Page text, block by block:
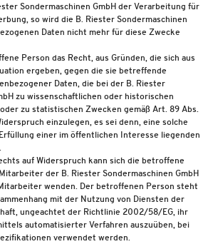
Sondermaschinen GmbH der Verarbeitung für
so wird die B. Riester Sondermaschinen
Daten nicht mehr für diese Zwecke
Person das Recht, aus Gründen, die sich aus
ergeben, gegen die sie betreffende
Daten, die bei der B. Riester
zu wissenschaftlichen oder historischen
zu statistischen Zwecken gemäß Art. 89 Abs.
einzulegen, es sei denn, eine solche
einer im öffentlichen Interesse liegenden
auf Widerspruch kann sich die betroffene
der B. Riester Sondermaschinen GmbH
wenden. Der betroffenen Person steht
mit der Nutzung von Diensten der
ungeachtet der Richtlinie 2002/58/EG, ihr
automatisierter Verfahren auszuüben, bei
verwendet werden.